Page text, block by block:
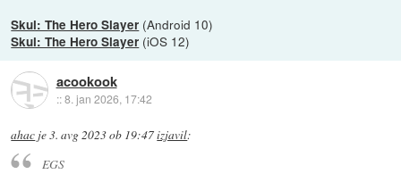
Skul: The Hero Slayer (Android 10)
Skul: The Hero Slayer (iOS 12)
acookook
::8. jan 2026, 17:42
ahac je3. avg 2023 ob 19:47izjavil:
EGS